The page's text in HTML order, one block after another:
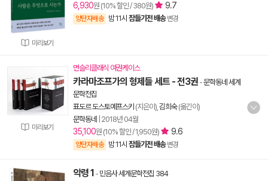
미리보기
6,930원 (10% 할인 / 380원) 9.7
양탄자배송 밤 11시 잠들기전 배송 변경
미리보기
먼슬리클래식 여권케이스
카라마조프가의 형제들 세트 - 전3권 -문학동네 세계
문학전집
표도르 도스토예프스키 (지은이), 김희숙(옮긴이)
문학동네
2018년 04월
35,100원 (10% 할인 / 1,950원) 9.6
양탄자배송 밤 11시 잠들기전 배송 변경
악령 1 - 민음사 세계문학전집 384